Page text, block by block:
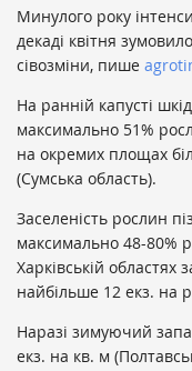
Минулого року
декаді квітня
сівозміни, пише
На ранній капусті
максимально 51%
на окремих площах
(Сумська область).
Заселеність рослин
максимально 48-80%
Харківській областях
найбільше 12 екз. на
Наразі зимуючий
екз. на кв. м